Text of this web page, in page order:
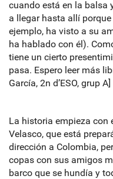
cuando está en la balsa
a llegar hasta allí
ejemplo, ha visto a su
ha hablado con él).
tiene un cierto
pasa. Espero leer más
García, 2n d’ESO, grup A]
La historia empieza con
Velasco, que está
dirección a Colombia,
copas con sus amigos
barco que se hundía y